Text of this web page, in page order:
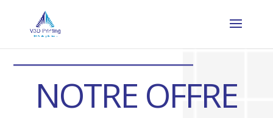
NOTRE OFFRE